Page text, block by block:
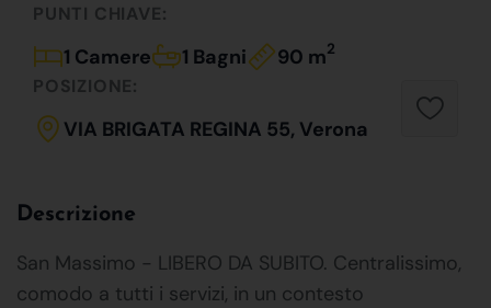
PUNTI CHIAVE:
1 Camere 1 Bagni 90 m2
POSIZIONE:
VIA BRIGATA REGINA 55, Verona
Descrizione
San Massimo - LIBERO DA SUBITO. Centralissimo,
comodo a tutti i servizi, in un contesto